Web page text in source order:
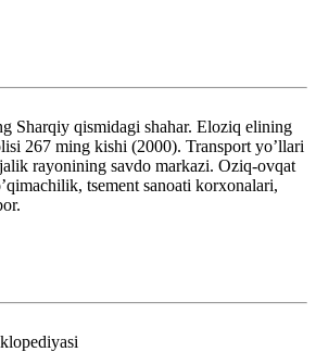
qismidagi shahar. Eloziq elining
267 ming kishi (2000). Transport yo’llari
rayonining savdo markazi. Oziq-ovqat
tsement sanoati korxonalari,